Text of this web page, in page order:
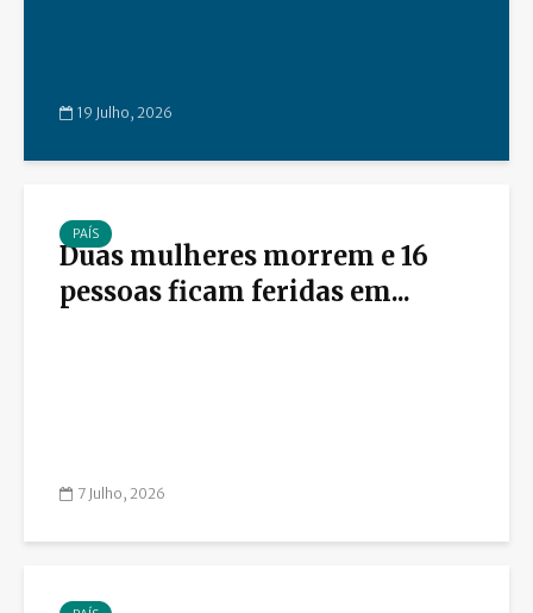
19 Julho, 2026
PAÍS
Duas mulheres morrem e 16
pessoas ficam feridas em...
7 Julho, 2026